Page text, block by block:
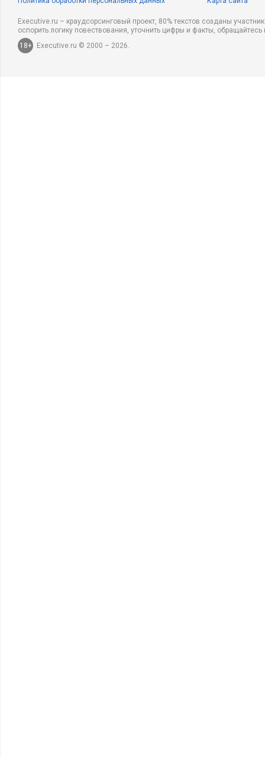
Executive.ru – краудсорсинговый проект, 80% текстов созданы
оспорить логику повествования, уточнить цифры и факты,
18+
Executive.ru © 2000 – 2026.